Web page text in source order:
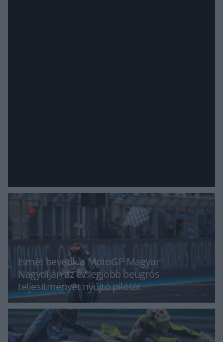
Ismét bevetik a MotoGP Magyar
Nagydíján az év legjobb beugrós
teljesítményét nyújtó pilótát